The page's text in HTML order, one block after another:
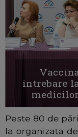
intrebare
Peste 80 de
la organizata